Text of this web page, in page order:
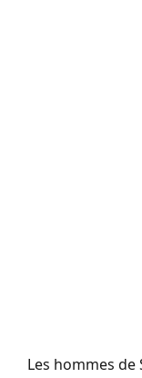
Les hommes